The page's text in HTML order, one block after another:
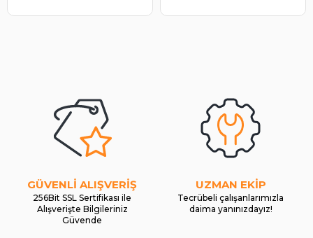
GÜVENLİ ALIŞVERİŞ
256Bit SSL Sertifikası ile
Alışverişte Bilgileriniz
Güvende
UZMAN EKİP
Tecrübeli çalışanlarımızla
daima yanınızdayız!